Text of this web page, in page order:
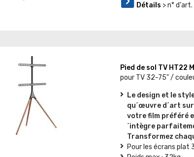
Détails > n°
Pied de sol TV HT22
pour TV 32-75" /
Le design et le
qu´œuvre d´art
votre film préféré
´intègre
Transformez
Pour les écrans plat